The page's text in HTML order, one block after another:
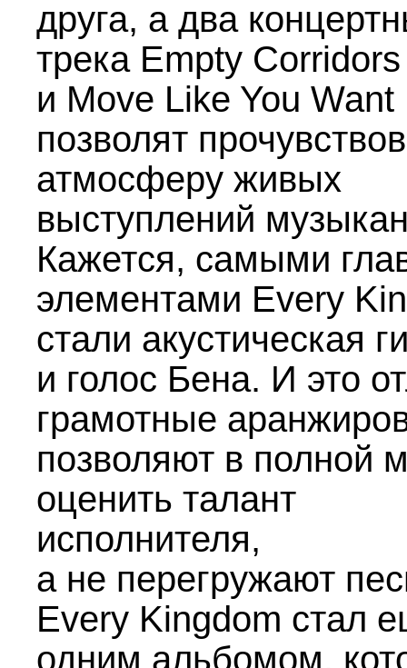
друга, а два
трека Empty Corridors
и Move Like You Want
позволят
атмосферу живых
выступлений
Кажется, самыми
элементами Every
стали акустическая
и голос Бена. И это
грамотные
позволяют в полной
оценить талант
исполнителя,
а не перегружают
Every Kingdom стал
одним альбомом,